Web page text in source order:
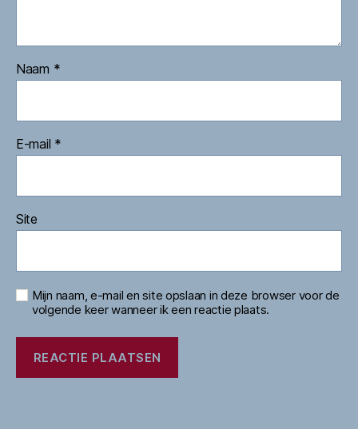
Naam *
E-mail *
Site
Mijn naam, e-mail en site opslaan in deze browser voor de
volgende keer wanneer ik een reactie plaats.